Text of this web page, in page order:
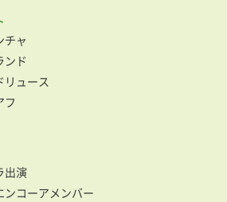
チャ
ンド
リュース
フ
出演
ンコーアメンバー